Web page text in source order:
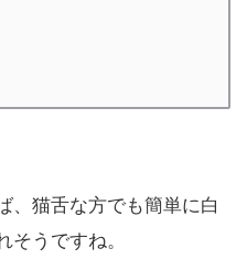
、猫舌な方でも簡単に白
そうですね。